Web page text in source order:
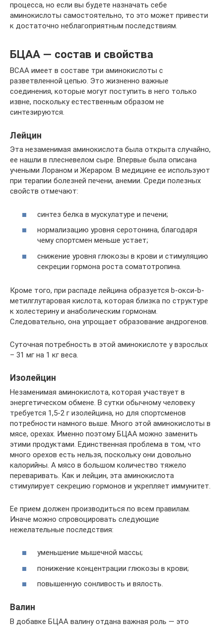
процесса, но если вы будете назначать себе
аминокислоты самостоятельно, то это может привести
к достаточно неблагоприятным последствиям.
БЦАА — состав и свойства
BCAA имеет в составе три аминокислоты с
разветвленной цепью. Это жизненно важные
соединения, которые могут поступить в него только
извне, поскольку естественным образом не
синтезируются.
Лейцин
Эта незаменимая аминокислота была открыта случайно,
ее нашли в плесневелом сыре. Впервые была описана
учеными Лораном и Жераром. В медицине ее используют
при терапии болезней печени, анемии. Среди полезных
свойств отмечают:
синтез белка в мускулатуре и печени;
нормализацию уровня серотонина, благодаря
чему спортсмен меньше устает;
снижение уровня глюкозы в крови и стимуляцию
секреции гормона роста соматотропина.
Кроме того, при распаде лейцина образуется b-окси-b-
метилглутаровая кислота, которая близка по структуре
к холестерину и анаболическим гормонам.
Следовательно, она упрощает образование андрогенов.
Суточная потребность в этой аминокислоте у взрослых
– 31 мг на 1 кг веса.
Изолейцин
Незаменимая аминокислота, которая участвует в
энергетическом обмене. В сутки обычному человеку
требуется 1,5-2 г изолейцина, но для спортсменов
потребности намного выше. Много этой аминокислоты в
мясе, орехах. Именно поэтому БЦАА можно заменить
этими продуктами. Единственная проблема в том, что
много орехов есть нельзя, поскольку они довольно
калорийны. А мясо в большом количество тяжело
переваривать. Как и лейцин, эта аминокислота
стимулирует секрецию гормонов и укрепляет иммунитет.
Ее прием должен производиться по всем правилам.
Иначе можно спровоцировать следующие
нежелательные последствия:
уменьшение мышечной массы;
понижение концентрации глюкозы в крови;
повышенную сонливость и вялость.
Валин
В добавке БЦАА валину отдана важная роль — это